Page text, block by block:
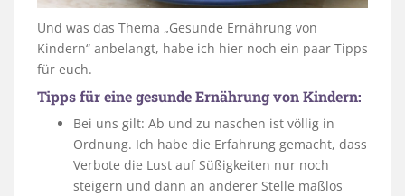
Und was das Thema „Gesunde Ernährung von
Kindern“ anbelangt, habe ich hier noch ein paar Tipps
für euch.
Tipps für eine gesunde Ernährung von Kindern:
Bei uns gilt: Ab und zu naschen ist völlig in
Ordnung. Ich habe die Erfahrung gemacht, dass
Verbote die Lust auf Süßigkeiten nur noch
steigern und dann an anderer Stelle maßlos